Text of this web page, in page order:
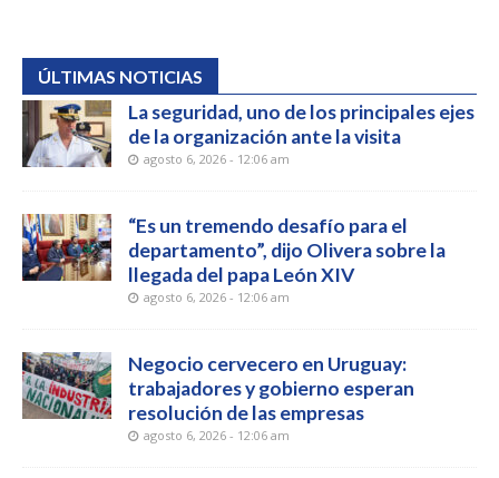
ÚLTIMAS NOTICIAS
La seguridad, uno de los principales ejes
de la organización ante la visita
agosto 6, 2026 - 12:06 am
“Es un tremendo desafío para el
departamento”, dijo Olivera sobre la
llegada del papa León XIV
agosto 6, 2026 - 12:06 am
Negocio cervecero en Uruguay:
trabajadores y gobierno esperan
resolución de las empresas
agosto 6, 2026 - 12:06 am